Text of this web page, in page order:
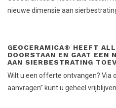
nieuwe dimensie aan
GEOCERAMICA® HEEFT
DOORSTAAN EN GAAT EEN
AAN SIERBESTRATING
Wilt u een offerte ontvangen? Via
aanvragen” kunt u geheel